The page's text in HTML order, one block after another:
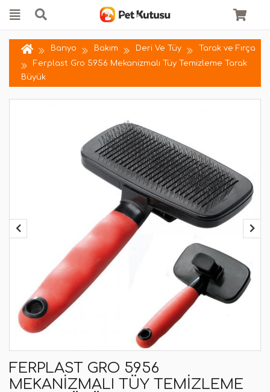
Banyo Bakım Deri Ve Tüy
Tarak ve Fırça
Ferplast Gro 5956 Mekanizmalı Tüy Temizleme Tarak
Büyük
FERPLAST GRO 5956
MEKANIZMALI TÜY TEMIZLEME